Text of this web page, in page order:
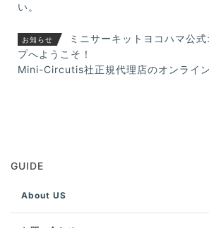
い。
お知らせ
ミニサーキットヨコハマ公
プへようこそ！
Mini-Circutis社正規代理店のオンライン
GUIDE
About US